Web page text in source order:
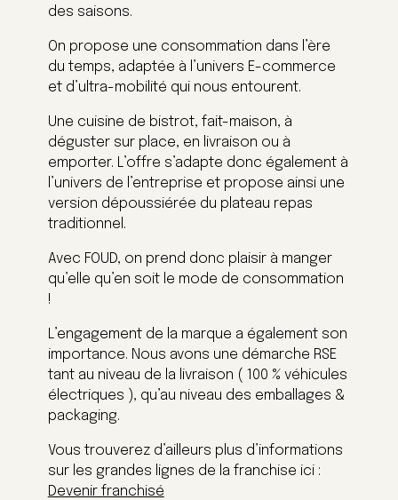
des saisons.
On propose une consommation dans l’ère
du temps, adaptée à l’univers E-commerce
et d’ultra-mobilité qui nous entourent.
Une cuisine de bistrot, fait-maison, à
déguster sur place, en livraison ou à
emporter. L’offre s’adapte donc également à
l’univers de l’entreprise et propose ainsi une
version dépoussiérée du plateau repas
traditionnel.
Avec FOUD, on prend donc plaisir à manger
qu’elle qu’en soit le mode de consommation
!
L’engagement de la marque a également son
importance. Nous avons une démarche RSE
tant au niveau de la livraison ( 100 % véhicules
électriques ), qu’au niveau des emballages &
packaging.
Vous trouverez d’ailleurs plus d’informations
sur les grandes lignes de la franchise ici :
Devenir franchisé